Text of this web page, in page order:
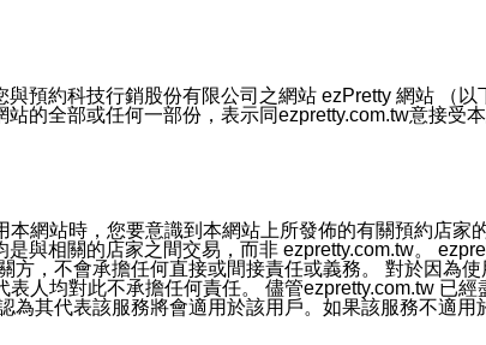
服務好友，您仍可接收到通知型訊息。
其他目的的訊息皆不會被傳送。滿足以下三個條件者
證官方帳號的通知型訊息。
預約科技行銷股份有限公司之網站 ezPretty 網站 （
的全部或任何一部份，表示同ezpretty.com.tw意接受本
網站時，您要意識到本網站上所發佈的有關預約店家
與相關的店家之間交易，而非 ezpretty.com.tw。
，不會承擔任何直接或間接責任或義務。 對於因為
人均對此不承擔任何責任。 儘管ezpretty.com.tw 已
其代表該服務將會適用於該用戶。如果該服務不適用